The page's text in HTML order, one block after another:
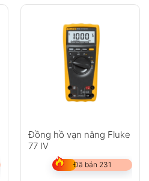
Đồng hồ vạn năng Fluke
77 IV
Đã bán 231